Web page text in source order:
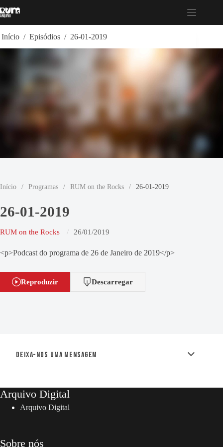
para
Início / Episódios / 26-01-2019
Início / Programas / RUM on the Rocks / 26-01-2019
26-01-2019
RUM on the Rocks 26/01/2019
<p>Podcast do programa de 26 de Janeiro de 2019</p>
Reproduzir Descarregar
Deixa-nos uma mensagem
Arquivo Digital
Arquivo Digital
Sobre nós